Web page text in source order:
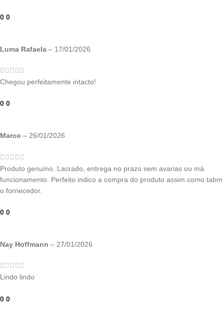
0 0
Luma Rafaela – 17/01/2026
Chegou perfeitamente intacto!
0 0
Marco – 26/01/2026
Produto genuíno. Lacrado, entrega no prazo sem avarias ou má
funcionamento. Perfeito indico a compra do produto assim como tabm
o fornecedor.
0 0
Nay Hoffmann – 27/01/2026
Lindo lindo
0 0